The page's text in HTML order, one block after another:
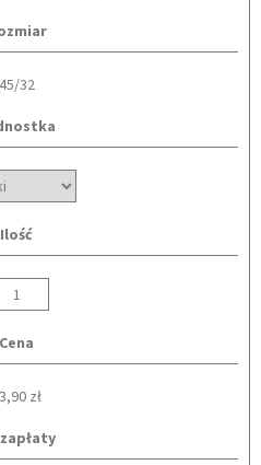
45/32
Ilość
Cena
zł